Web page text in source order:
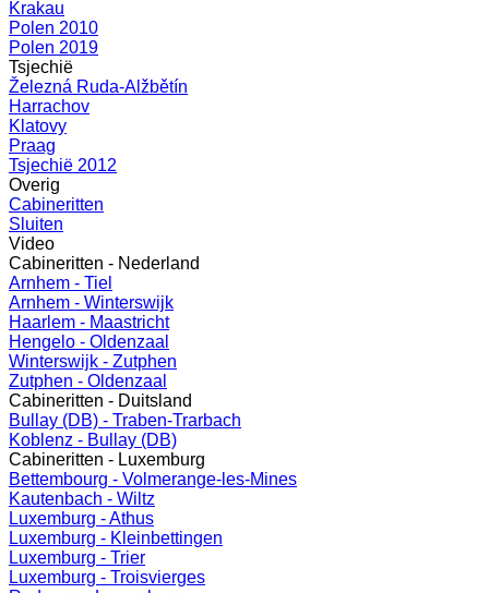
Krakau
Polen 2010
Polen 2019
Tsjechië
Železná Ruda-Alžbětín
Harrachov
Klatovy
Praag
Tsjechië 2012
Overig
Cabineritten
Sluiten
Video
Cabineritten - Nederland
Arnhem - Tiel
Arnhem - Winterswijk
Haarlem - Maastricht
Hengelo - Oldenzaal
Winterswijk - Zutphen
Zutphen - Oldenzaal
Cabineritten - Duitsland
Bullay (DB) - Traben-Trarbach
Koblenz - Bullay (DB)
Cabineritten - Luxemburg
Bettembourg - Volmerange-les-Mines
Kautenbach - Wiltz
Luxemburg - Athus
Luxemburg - Kleinbettingen
Luxemburg - Trier
Luxemburg - Troisvierges